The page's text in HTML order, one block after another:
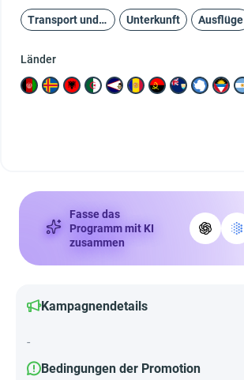
Transport und Reisen Unterkunft Ausflüge
Länder
Fasse das
Programm mit KI
zusammen
Kampagnendetails
-
Bedingungen der Promotion